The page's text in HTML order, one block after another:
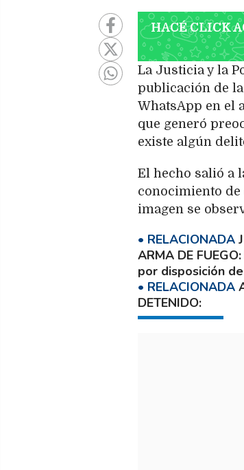
HACÉ CLICK
La Justicia y la
publicación de
WhatsApp en el
que generó
existe algún
El hecho salió a
conocimiento de
imagen se
ARMA DE FUEGO
por disposición
DETENIDO